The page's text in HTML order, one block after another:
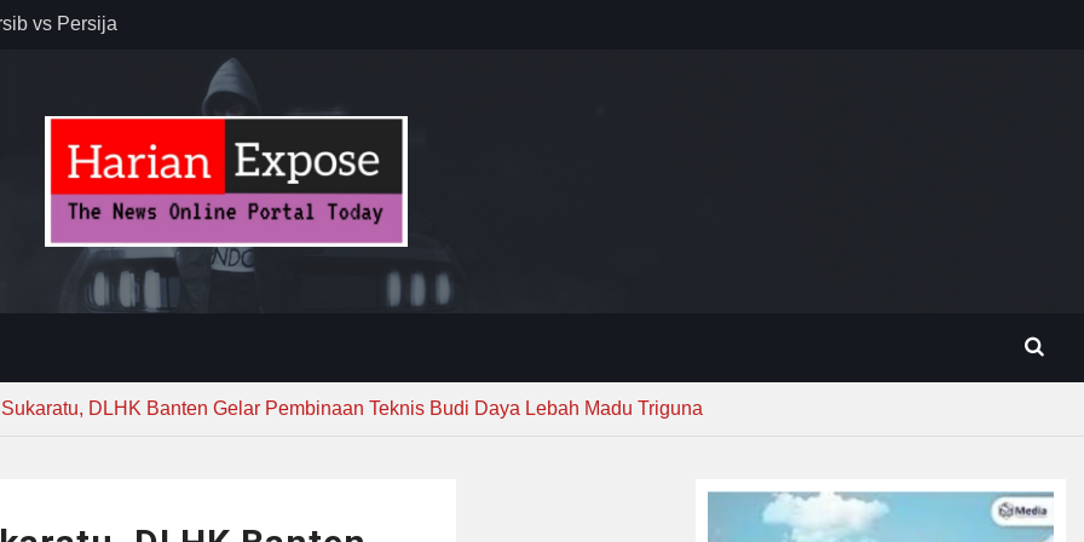
vs Persija
– Banjar
MUI ke
DLHK Banten Gelar Pembinaan Teknis Budi Daya Lebah Madu Triguna